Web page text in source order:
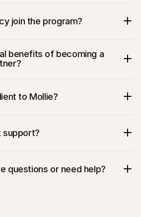
join the program?
benefits of becoming a
to Mollie?
support?
questions or need help?